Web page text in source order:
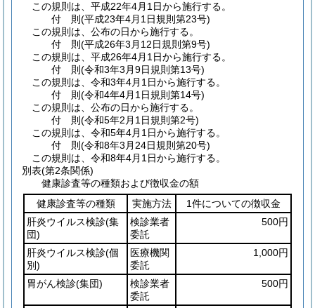
この規則は、平成22年4月1日から施行する。
付 則(平成23年4月1日規則第23号)
この規則は、公布の日から施行する。
付 則(平成26年3月12日規則第9号)
この規則は、平成26年4月1日から施行する。
付 則(令和3年3月9日規則第13号)
この規則は、令和3年4月1日から施行する。
付 則(令和4年4月1日規則第14号)
この規則は、公布の日から施行する。
付 則(令和5年2月1日規則第2号)
この規則は、令和5年4月1日から施行する。
付 則(令和8年3月24日規則第20号)
この規則は、令和8年4月1日から施行する。
別表(第2条関係)
健康診査等の種類および徴収金の額
健康診査等の種類
実施方法
1件についての徴収金
肝炎ウイルス検診(集
団)
検診業者
委託
500円
肝炎ウイルス検診(個
別)
医療機関
委託
1,000円
胃がん検診(集団)
検診業者
委託
500円